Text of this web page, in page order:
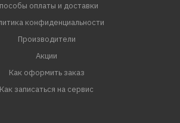
оплаты и доставки
конфиденциальности
Производители
Акции
Как оформить заказ
Как записаться на сервис